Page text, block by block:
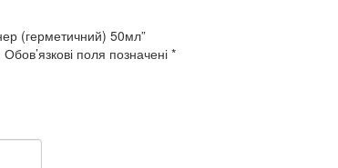
(герметичний) 50мл”
Обов’язкові поля позначені *